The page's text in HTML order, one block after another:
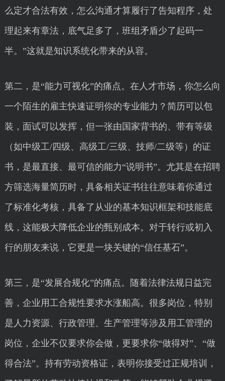
么定才合法有效，怎么沟通才算履行了告知程序，处
理起来有章法，底气足多了，班组矛盾少了起码一
半。”这就是知识系统化带来的从容。
第二，是“能力可视化”的痛点。在人才市场，你怎么向
一个陌生的雇主快速证明你的专业能力？简历可以包
装，面试可以发挥，但一张由国家背书的、带有等级
（如中级工/四级、高级工/三级、技师/二级等）的证
书，是最直接、最可信的能力“说明书”。尤其是在招聘
方筛选海量简历时，具备相关证书往往意味着你通过
了标准化考核，具备了从业的基本知识框架和技能底
线，这能极大降低企业的甄别成本。对于转行或初入
行的朋友来说，它更是一块关键的“信任基石”。
第三，是“发展合规化”的痛点。随着法律法规日益完
善，企业用工合规性要求水涨船高。很多岗位，特别
是人力资源、行政管理、生产管理等涉及用工管理的
岗位，企业不仅要求你会做，更要求你“做得对”、“做
得合法”。持有劳动资格证，表明你接受过正规培训，